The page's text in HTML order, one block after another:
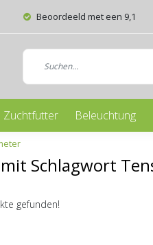
Beoordeeld met een 9,1
Zuchtfutter Beleuchtung
Schlagwort
gefunden!